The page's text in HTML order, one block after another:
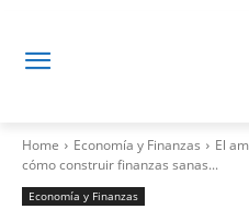
Home Economía y Finanzas
El
cómo construir finanzas sanas...
Economía y Finanzas